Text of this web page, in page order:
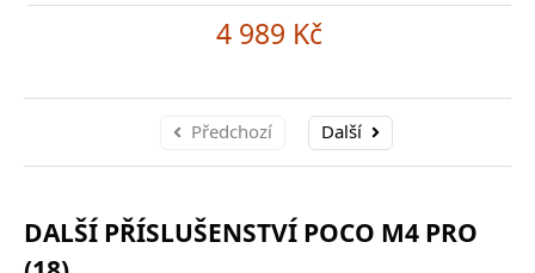
4 989 Kč
Předchozí Další
DALŠÍ PŘÍSLUŠENSTVÍ POCO M4 PRO